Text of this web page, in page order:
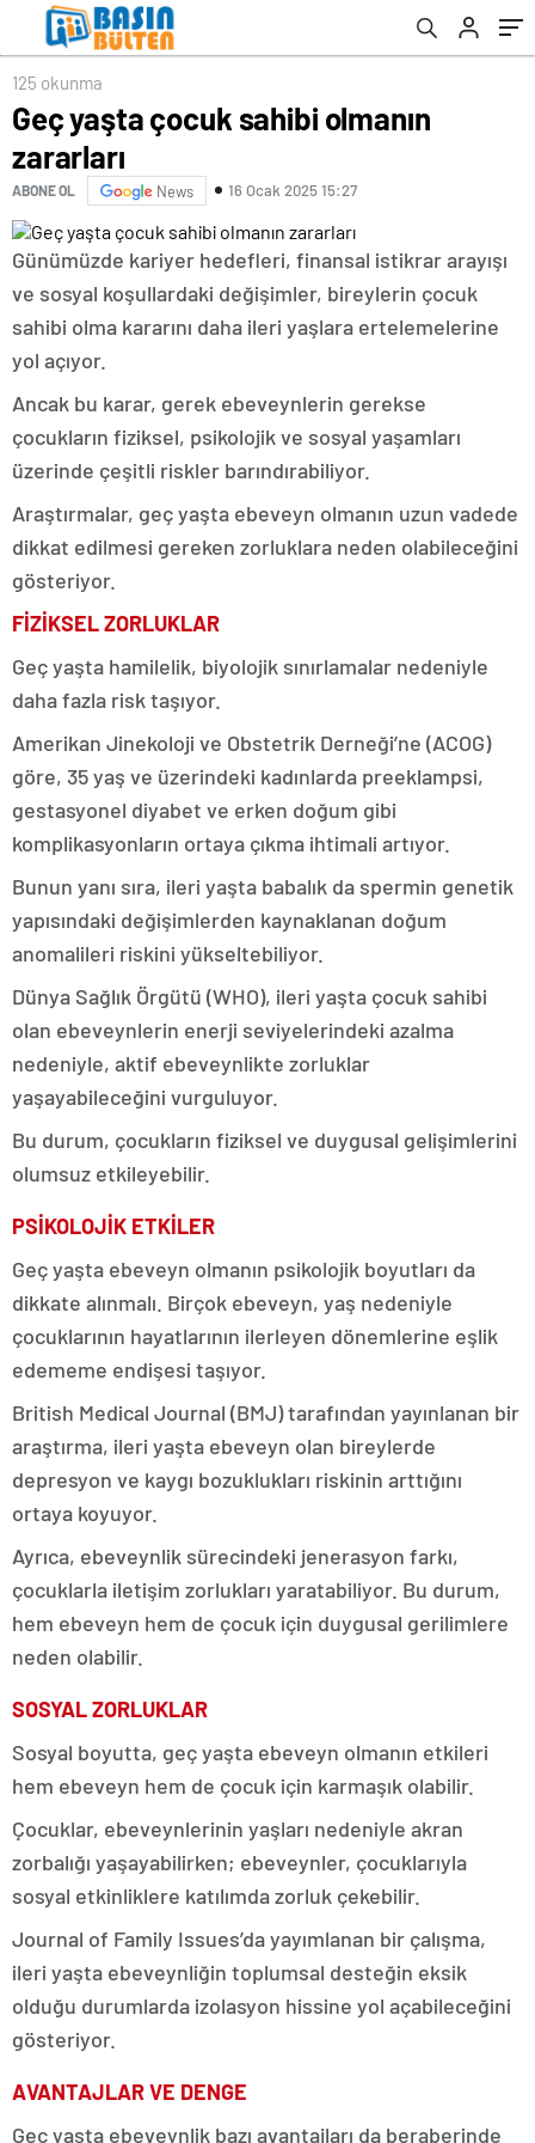
125 okunma
Geç yaşta çocuk sahibi olmanın
zararları
ABONE OL News 16 Ocak 2025 15:27
Günümüzde kariyer hedefleri, finansal istikrar arayışı
ve sosyal koşullardaki değişimler, bireylerin çocuk
sahibi olma kararını daha ileri yaşlara ertelemelerine
yol açıyor.
Ancak bu karar, gerek ebeveynlerin gerekse
çocukların fiziksel, psikolojik ve sosyal yaşamları
üzerinde çeşitli riskler barındırabiliyor.
Araştırmalar, geç yaşta ebeveyn olmanın uzun vadede
dikkat edilmesi gereken zorluklara neden olabileceğini
gösteriyor.
FİZİKSEL ZORLUKLAR
Geç yaşta hamilelik, biyolojik sınırlamalar nedeniyle
daha fazla risk taşıyor.
Amerikan Jinekoloji ve Obstetrik Derneği’ne (ACOG)
göre, 35 yaş ve üzerindeki kadınlarda preeklampsi,
gestasyonel diyabet ve erken doğum gibi
komplikasyonların ortaya çıkma ihtimali artıyor.
Bunun yanı sıra, ileri yaşta babalık da spermin genetik
yapısındaki değişimlerden kaynaklanan doğum
anomalileri riskini yükseltebiliyor.
Dünya Sağlık Örgütü (WHO), ileri yaşta çocuk sahibi
olan ebeveynlerin enerji seviyelerindeki azalma
nedeniyle, aktif ebeveynlikte zorluklar
yaşayabileceğini vurguluyor.
Bu durum, çocukların fiziksel ve duygusal gelişimlerini
olumsuz etkileyebilir.
PSİKOLOJİK ETKİLER
Geç yaşta ebeveyn olmanın psikolojik boyutları da
dikkate alınmalı. Birçok ebeveyn, yaş nedeniyle
çocuklarının hayatlarının ilerleyen dönemlerine eşlik
edememe endişesi taşıyor.
British Medical Journal (BMJ) tarafından yayınlanan bir
araştırma, ileri yaşta ebeveyn olan bireylerde
depresyon ve kaygı bozuklukları riskinin arttığını
ortaya koyuyor.
Ayrıca, ebeveynlik sürecindeki jenerasyon farkı,
çocuklarla iletişim zorlukları yaratabiliyor. Bu durum,
hem ebeveyn hem de çocuk için duygusal gerilimlere
neden olabilir.
SOSYAL ZORLUKLAR
Sosyal boyutta, geç yaşta ebeveyn olmanın etkileri
hem ebeveyn hem de çocuk için karmaşık olabilir.
Çocuklar, ebeveynlerinin yaşları nedeniyle akran
zorbalığı yaşayabilirken; ebeveynler, çocuklarıyla
sosyal etkinliklere katılımda zorluk çekebilir.
Journal of Family Issues’da yayımlanan bir çalışma,
ileri yaşta ebeveynliğin toplumsal desteğin eksik
olduğu durumlarda izolasyon hissine yol açabileceğini
gösteriyor.
AVANTAJLAR VE DENGE
Geç yaşta ebeveynlik bazı avantajları da beraberinde